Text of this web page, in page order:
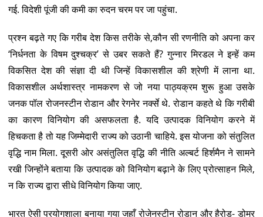
गई. विदेशी पूंजी की कमी का रुदन चरम पर जा पहुंचा.
प्रश्न बढ़ते गए कि गरीब देश किस तरीके से,कौन सी रणनीति को अपना कर
‘निर्धनता के विषम दुश्चक्र’ से उबर सकते हैं? गुन्नार मिरडल ने इन्हें कम
विकसित देश की संज्ञा दी थी जिन्हें विकासशील की श्रेणी में लाना था.
विकासशील अर्थशास्त्र नामकरण से जो नया पाठ्यक्रम शुरू हुआ उसके
जनक पॉल रोजनस्टीन रोडान और रेगनेर नर्क्से थे. रोडान कहते थे कि गरीबी
का कारण विनियोग की असफलता है. यदि उत्पादक विनियोग करने में
हिचकता है तो यह जिम्मेदारी राज्य को उठानी चाहिये. इस योजना को संतुलित
वृद्धि नाम मिला. दूसरी ओर असंतुलित वृद्धि की नीति अल्बर्ट हिर्शमैन ने सामने
रखी जिन्होंने बताया कि उत्पादक को विनियोग बढ़ाने के लिए प्रोत्साहन मिले,
न कि राज्य द्वारा सीधे विनियोग किया जाए.
भारत ऐसी प्रयोगशाला बनाया गया जहाँ रोजेनस्टीन रोडान और हैरोड- डोमर